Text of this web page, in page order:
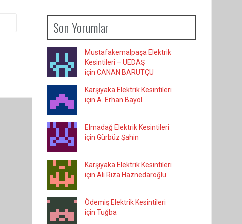
Son Yorumlar
Mustafakemalpaşa Elektrik
Kesintileri – UEDAŞ
için CANAN BARUTÇU
Karşıyaka Elektrik Kesintileri
için A. Erhan Bayol
Elmadağ Elektrik Kesintileri
için Gürbüz Şahin
Karşıyaka Elektrik Kesintileri
için Ali Rıza Haznedaroğlu
Ödemiş Elektrik Kesintileri
için Tuğba